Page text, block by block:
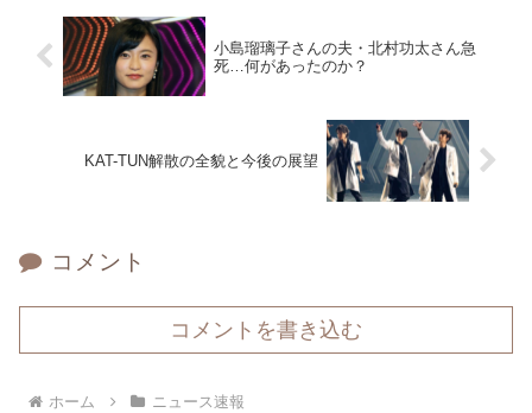
小島瑠璃子さんの夫・北村功太さん急
死…何があったのか？
KAT-TUN解散の全貌と今後の展望
コメント
コメントを書き込む
ホーム ニュース速報